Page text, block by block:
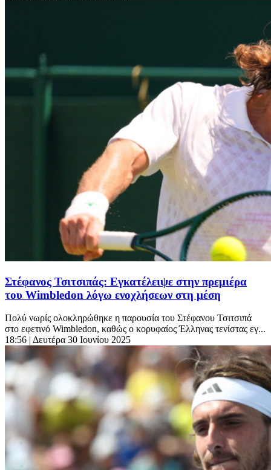
Στέφανος Τσιτσιπάς: Εγκατέλειψε στην πρεμιέρα
του Wimbledon λόγω ενοχλήσεων στη μέση
Πολύ νωρίς ολοκληρώθηκε η παρουσία του Στέφανου Τσιτσιπά
στο εφετινό Wimbledon, καθώς ο κορυφαίος Έλληνας τενίστας εγ...
18:56 | Δευτέρα 30 Ιουνίου 2025